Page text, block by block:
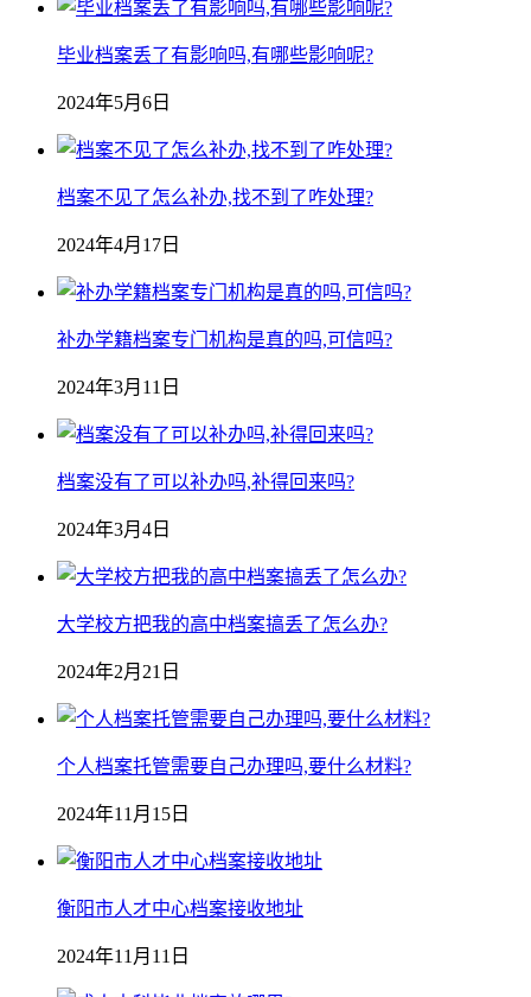
毕业档案丢了有影响吗,有哪些影响呢?
2024年5月6日
档案不见了怎么补办,找不到了咋处理?
2024年4月17日
补办学籍档案专门机构是真的吗,可信吗?
2024年3月11日
档案没有了可以补办吗,补得回来吗?
2024年3月4日
大学校方把我的高中档案搞丢了怎么办?
2024年2月21日
个人档案托管需要自己办理吗,要什么材料?
2024年11月15日
衡阳市人才中心档案接收地址
2024年11月11日